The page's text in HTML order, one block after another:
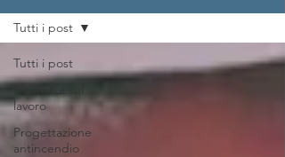
Tutti i post
lavoro
Progettazione
antincendio
Tutti i post